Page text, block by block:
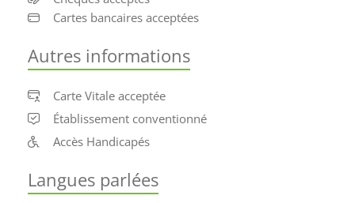
Cartes bancaires acceptées
Autres informations
Carte Vitale acceptée
Établissement conventionné
Accès Handicapés
Langues parlées